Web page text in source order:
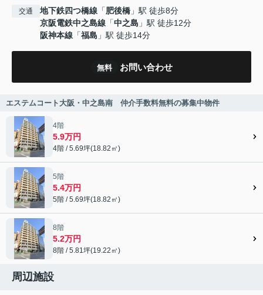
交通 地下鉄四つ橋線 「肥後橋 」駅 徒歩8分
京阪電鉄中之島線 「中之島 」駅 徒歩12分
阪神本線 「福島 」駅 徒歩14分
無料 お問い合わせ
エステムコート大阪・中之島南 仲介手数料無料の募集中物件
4階
5.9万円
4階 / 5.69坪(18.82㎡)
5階
5.4万円
5階 / 5.69坪(18.82㎡)
8階
5.2万円
8階 / 5.81坪(19.22㎡)
周辺施設